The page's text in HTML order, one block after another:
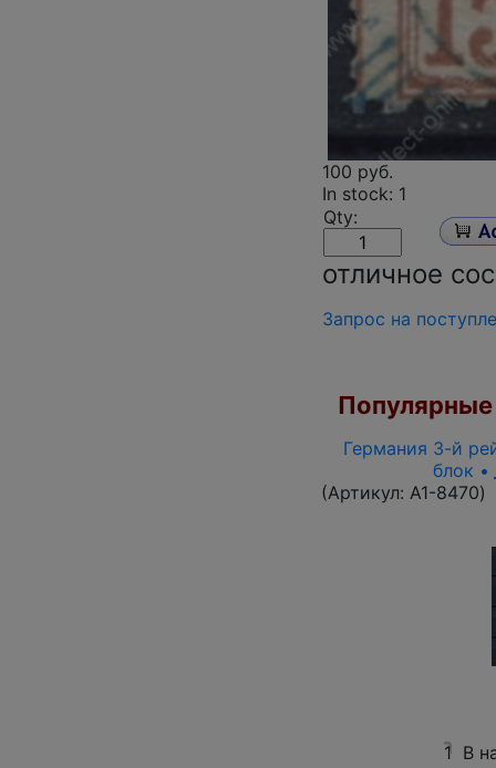
100 руб.
In stock: 1
Qty:
отличное
Запрос на
Германия 3-й
блок •
(Артикул: A1-8470)
1 В